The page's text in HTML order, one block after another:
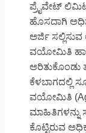
ಪ್ರೈವೇಟ್
ಹೊಸದಾಗಿ
ಅರ್ಜಿ ಸಲ್ಲಿಸುವ
ವಯೋಮಿತಿ
ಅರಿತುಕೊಂಡು
ಕೆಳಬಾಗದಲ್ಲಿ
ವಯೋಮಿತಿ
ಕೊಟ್ಟಿರುವ